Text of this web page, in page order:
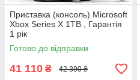
Приставка (консоль) Microsoft
Xbox Series X 1TB , Гарантія
1 рік
Готово до відправки
41 110 ₴ 42 390 ₴